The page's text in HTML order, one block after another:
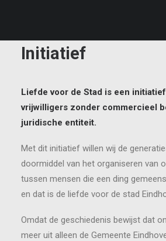
Initiatief
Liefde voor de Stad is een
vrijwilligers zonder commercieel
juridische entiteit.
Met dit initiatief willen wij de
doormiddel van het organiseren van
tussen mensen die een ding
en dat is de liefde voor de stad
Omdat de geschiedenis bewijst dat
meer uit alleen de Gemeente